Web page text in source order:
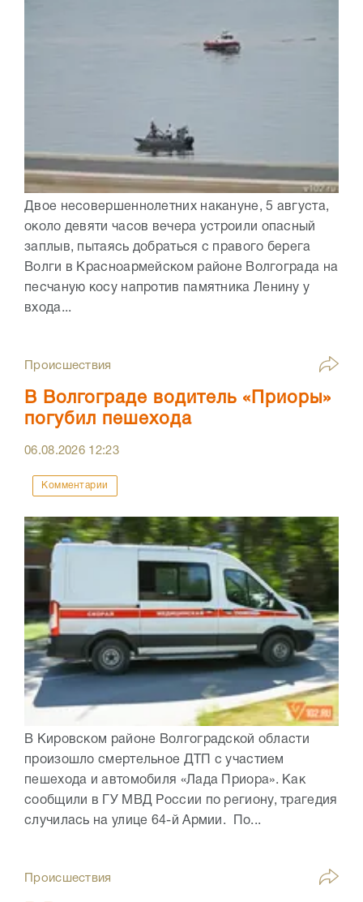
Двое несовершеннолетних накануне, 5 августа,
около девяти часов вечера устроили опасный
заплыв, пытаясь добраться с правого берега
Волги в Красноармейском районе Волгограда на
песчаную косу напротив памятника Ленину у
входа...
Происшествия
В Волгограде водитель «Приоры»
погубил пешехода
06.08.2026 12:23
Комментарии
В Кировском районе Волгоградской области
произошло смертельное ДТП с участием
пешехода и автомобиля «Лада Приора». Как
сообщили в ГУ МВД России по региону, трагедия
случилась на улице 64-й Армии. По...
Происшествия